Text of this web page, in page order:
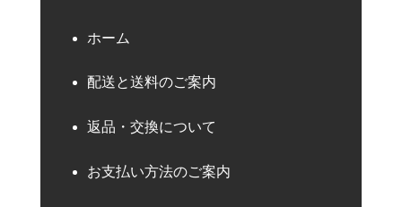
ホーム
配送と送料のご案内
返品・交換について
お支払い方法のご案内